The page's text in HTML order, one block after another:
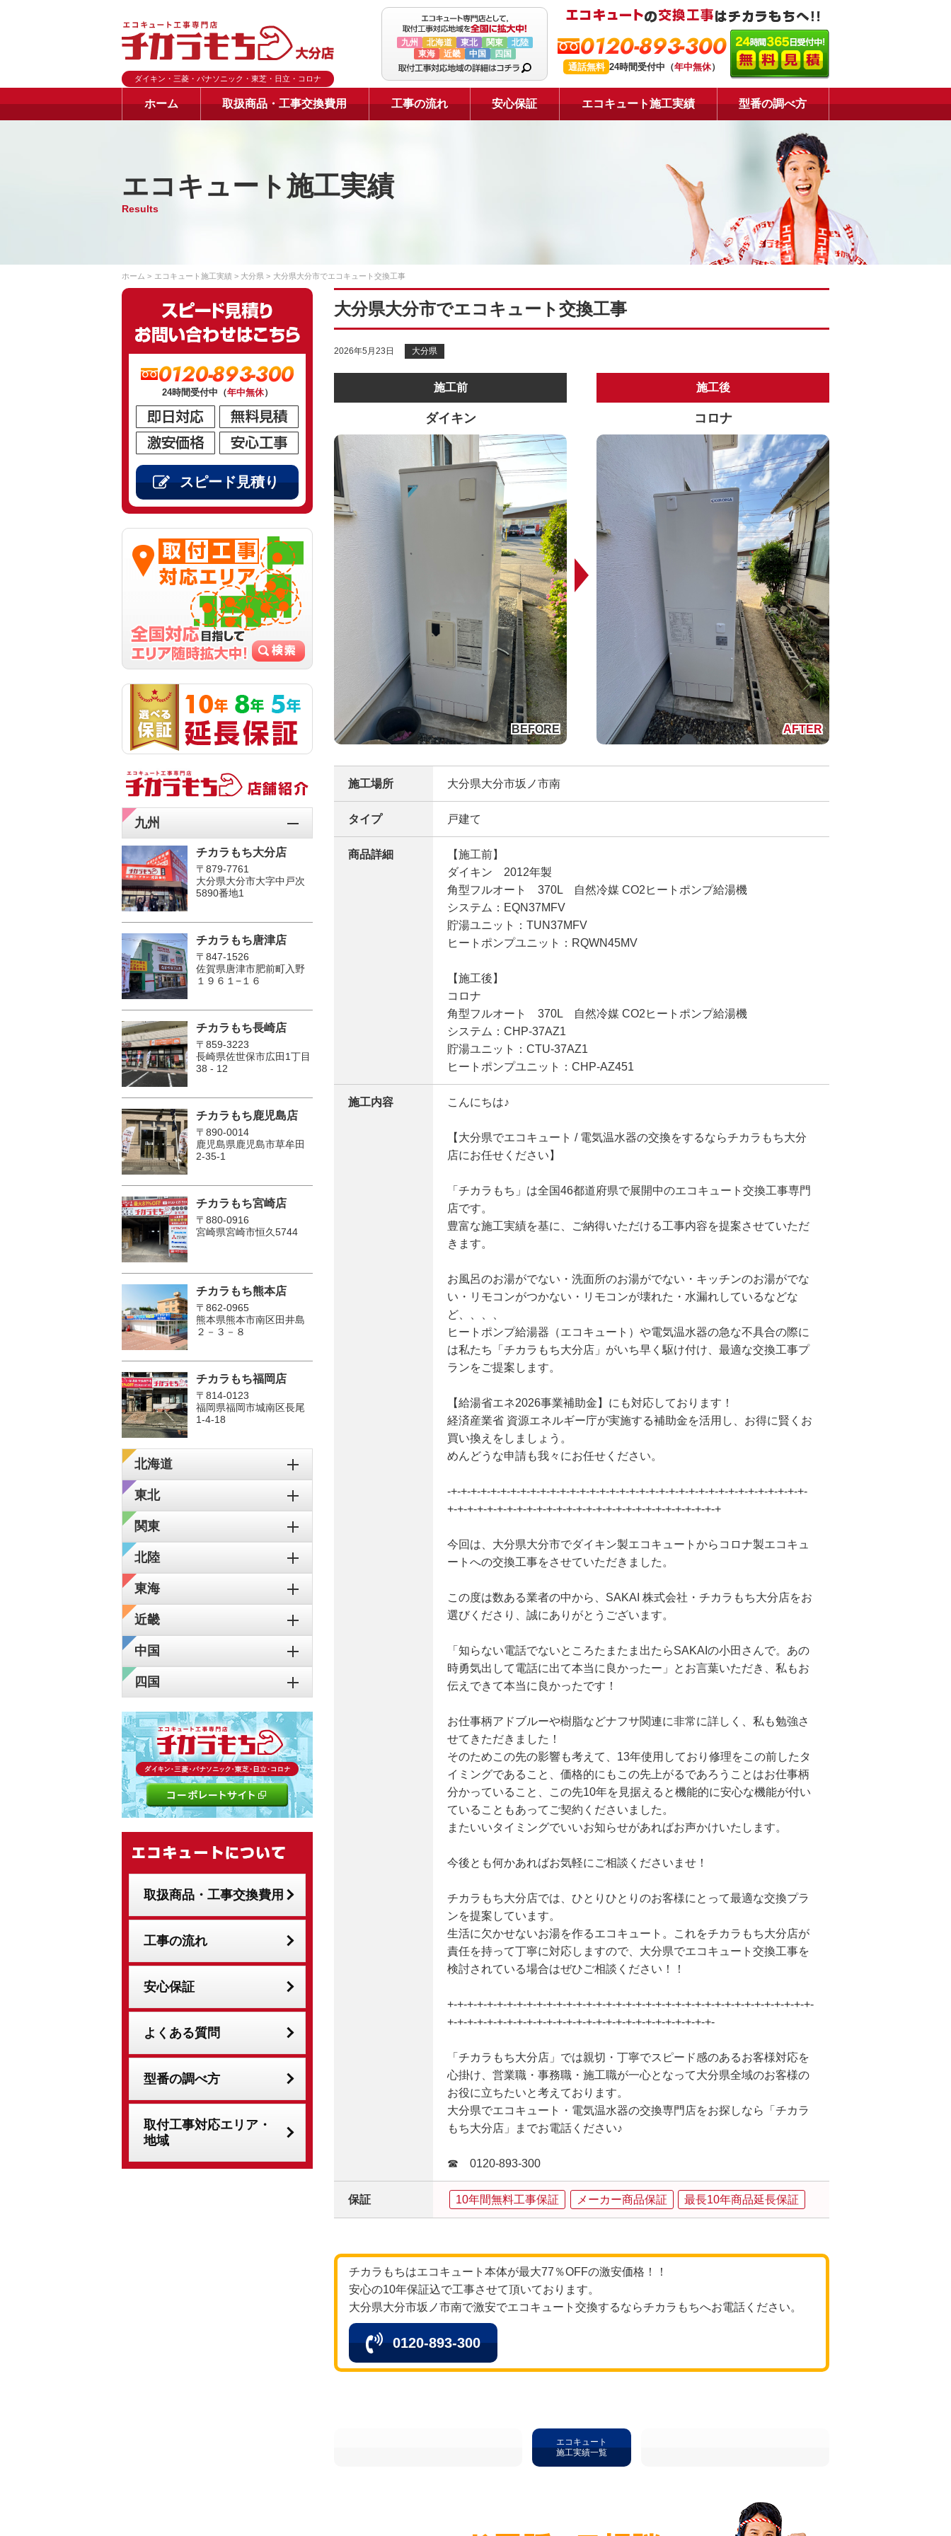
ダイキン・三菱・パナソニック・東芝・日立・コロナ
九州 北海道 東北 関東
北陸
東海
近畿 中国 四国 0120-893-300
通話無料 24時間受付中（年中無休）
ホーム 取扱商品・工事交換費用 工事の流れ 安心保証 エコキュート施工実績 型番の調べ方
エコキュート施工実績
Results
ホーム エコキュート施工実績 大分県 大分県大分市でエコキュート交換工事
大分県大分市でエコキュート交換工事
2026年5月23日 大分県
施工前
ダイキン
施工後
コロナ
施工場所 大分県大分市坂ノ市南
タイプ 戸建て
商品詳細
【施工前】
ダイキン 2012年製
角型フルオート 370L 自然冷媒 CO2ヒートポンプ給湯機
システム：EQN37MFV
貯湯ユニット：TUN37MFV
ヒートポンプユニット：RQWN45MV
【施工後】
コロナ
角型フルオート 370L 自然冷媒 CO2ヒートポンプ給湯機
システム：CHP-37AZ1
貯湯ユニット：CTU-37AZ1
ヒートポンプユニット：CHP-AZ451
施工内容 こんにちは♪
【大分県でエコキュート / 電気温水器の交換をするならチカラもち大分
店にお任せください】
「チカラもち」は全国46都道府県で展開中のエコキュート交換工事専門
店です。
豊富な施工実績を基に、ご納得いただける工事内容を提案させていただ
きます。
お風呂のお湯がでない・洗面所のお湯がでない・キッチンのお湯がでな
い・リモコンがつかない・リモコンが壊れた・水漏れしているなどな
ど、、、、
ヒートポンプ給湯器（エコキュート）や電気温水器の急な不具合の際に
は私たち「チカラもち大分店」がいち早く駆け付け、最適な交換工事プ
ランをご提案します。
【給湯省エネ2026事業補助金】にも対応しております！
経済産業省 資源エネルギー庁が実施する補助金を活用し、お得に賢くお
買い換えをしましょう。
めんどうな申請も我々にお任せください。
-+-+-+-+-+-+-+-+-+-+-+-+-+-+-+-+-+-+-+-+-+-+-+-+-+-+-+-+-+-+-+-+-+-+-+-+-
+-+-+-+-+-+-+-+-+-+-+-+-+-+-+-+-+-+-+-+-+-+-+-+-+-+-+-+
今回は、大分県大分市でダイキン製エコキュートからコロナ製エコキュ
ートへの交換工事をさせていただきました。
この度は数ある業者の中から、SAKAI 株式会社・チカラもち大分店をお
選びくださり、誠にありがとうございます。
「知らない電話でないところたまたま出たらSAKAIの小田さんで。あの
時勇気出して電話に出て本当に良かったー」とお言葉いただき、私もお
伝えできて本当に良かったです！
お仕事柄アドブルーや樹脂などナフサ関連に非常に詳しく、私も勉強さ
せてきただきました！
そのためこの先の影響も考えて、13年使用しており修理をこの前したタ
イミングであること、価格的にもこの先上がるであろうことはお仕事柄
分かっていること、この先10年を見据えると機能的に安心な機能が付い
ていることもあってご契約くださいました。
またいいタイミングでいいお知らせがあればお声かけいたします。
今後とも何かあればお気軽にご相談くださいませ！
チカラもち大分店では、ひとりひとりのお客様にとって最適な交換プラ
ンを提案しています。
生活に欠かせないお湯を作るエコキュート。これをチカラもち大分店が
責任を持って丁寧に対応しますので、大分県でエコキュート交換工事を
検討されている場合はぜひご相談ください！！
+-+-+-+-+-+-+-+-+-+-+-+-+-+-+-+-+-+-+-+-+-+-+-+-+-+-+-+-+-+-+-+-+-+-+-+-+-
+-+-+-+-+-+-+-+-+-+-+-+-+-+-+-+-+-+-+-+-+-+-+-+-+-+-+-
「チカラもち大分店」では親切・丁寧でスピード感のあるお客様対応を
心掛け、営業職・事務職・施工職が一心となって大分県全域のお客様の
お役に立ちたいと考えております。
大分県でエコキュート・電気温水器の交換専門店をお探しなら「チカラ
もち大分店」までお電話ください♪
☎ 0120-893-300
保証 10年間無料工事保証 メーカー商品保証 最長10年商品延長保証
チカラもちはエコキュート本体が最大77％OFFの激安価格！！
安心の10年保証込で工事させて頂いております。
大分県大分市坂ノ市南で激安でエコキュート交換するならチカラもちへお電話ください。
0120-893-300
エコキュート
施工実績一覧
0120-893-300
24時間受付中（年中無休）
スピード見積り
九州
チカラもち大分店
〒879-7761
大分県大分市大字中戸次
5890番地1
チカラもち唐津店
〒847-1526
佐賀県唐津市肥前町入野
１９６１−１６
チカラもち長崎店
〒859-3223
長崎県佐世保市広田1丁目
38 - 12
チカラもち鹿児島店
〒890-0014
鹿児島県鹿児島市草牟田
2-35-1
チカラもち宮崎店
〒880-0916
宮崎県宮崎市恒久5744
チカラもち熊本店
〒862-0965
熊本県熊本市南区田井島
２－３－８
チカラもち福岡店
〒814-0123
福岡県福岡市城南区長尾
1‐4‐18
北海道
東北
関東
北陸
東海
近畿
中国
四国
取扱商品・工事交換費用
工事の流れ
安心保証
よくある質問
型番の調べ方
取付工事対応エリア・
地域